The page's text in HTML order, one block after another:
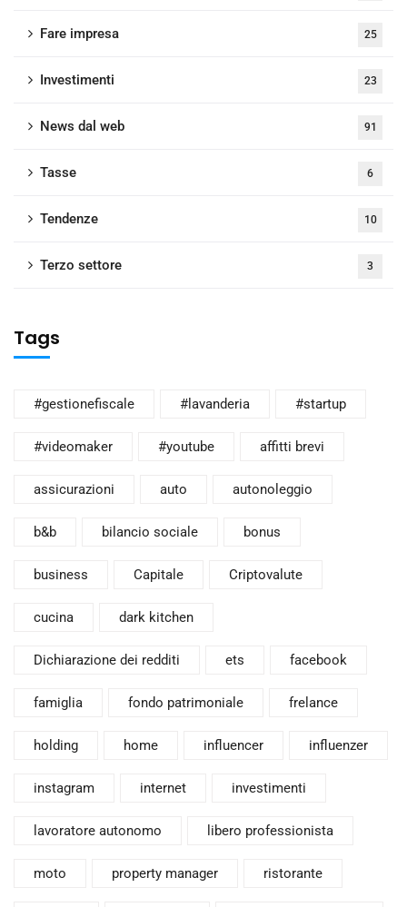
Fare impresa 25
Investimenti 23
News dal web 91
Tasse 6
Tendenze 10
Terzo settore 3
Tags
#gestionefiscale #lavanderia #startup
#videomaker #youtube affitti brevi
assicurazioni auto autonoleggio
b&b bilancio sociale bonus
business Capitale Criptovalute
cucina dark kitchen
Dichiarazione dei redditi ets facebook
famiglia fondo patrimoniale frelance
holding home influencer influenzer
instagram internet investimenti
lavoratore autonomo libero professionista
moto property manager ristorante